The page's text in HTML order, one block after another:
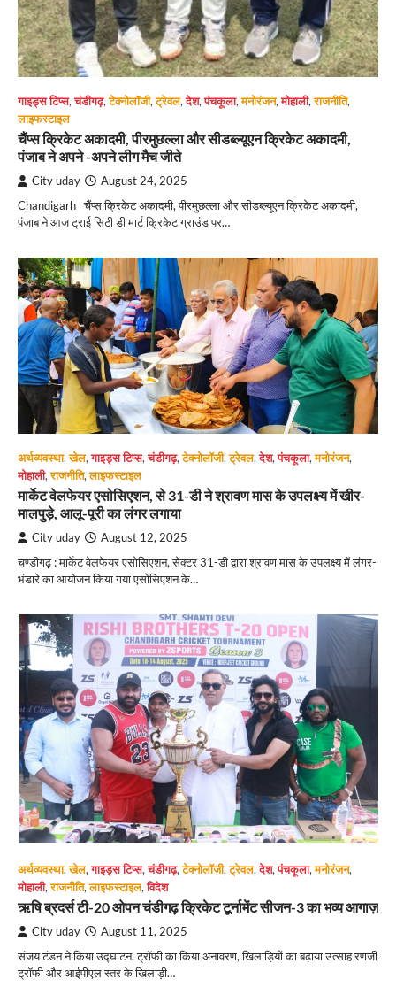
गाइड्स टिप्स,चंडीगढ़,टेक्नोलॉजी,ट्रेवल,देश,पंचकूला,मनोरंजन,मोहाली,राजनीति,
लाइफस्टाइल
चैंप्स क्रिकेट अकादमी, पीरमुछल्ला और सीडब्ल्यूएन क्रिकेट अकादमी,
पंजाब ने अपने -अपने लीग मैच जीते
City uday August 24, 2025
Chandigarh चैंप्स क्रिकेट अकादमी, पीरमुछल्ला और सीडब्ल्यूएन क्रिकेट अकादमी,
पंजाब ने आज ट्राई सिटी डी मार्ट क्रिकेट ग्राउंड पर…
अर्थव्यवस्था,खेल,गाइड्स टिप्स,चंडीगढ़,टेक्नोलॉजी,ट्रेवल,देश,पंचकूला,मनोरंजन,
मोहाली,राजनीति,लाइफस्टाइल
मार्केट वेलफेयर एसोसिएशन, से 31-डी ने श्रावण मास के उपलक्ष्य में खीर-
मालपुड़े, आलू-पूरी का लंगर लगाया
City uday August 12, 2025
चण्डीगढ़ : मार्केट वेलफेयर एसोसिएशन, सेक्टर 31-डी द्वारा श्रावण मास के उपलक्ष्य में लंगर-
भंडारे का आयोजन किया गया एसोसिएशन के…
अर्थव्यवस्था,खेल,गाइड्स टिप्स,चंडीगढ़,टेक्नोलॉजी,ट्रेवल,देश,पंचकूला,मनोरंजन,
मोहाली,राजनीति,लाइफस्टाइल,विदेश
ऋषि ब्रदर्स टी-20 ओपन चंडीगढ़ क्रिकेट टूर्नामेंट सीजन-3 का भव्य आगाज़
City uday August 11, 2025
संजय टंडन ने किया उद्घाटन, ट्रॉफी का किया अनावरण, खिलाड़ियों का बढ़ाया उत्साह रणजी
ट्रॉफी और आईपीएल स्तर के खिलाड़ी…